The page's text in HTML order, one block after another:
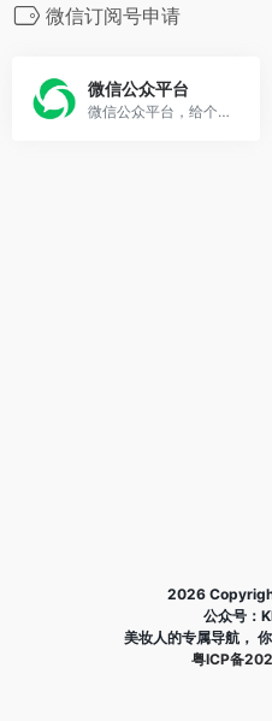
微信订阅号申请
微信公众平台
微信公众平台，给个人、企业和组织提供业务服务与用户管理能力的全新服务平台。
2026
公众号：
美妆人的专属导航，
粤ICP备